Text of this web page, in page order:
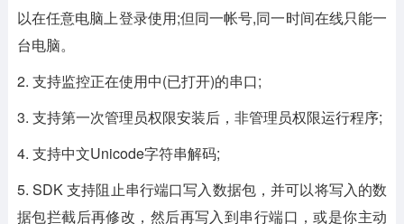
以在任意电脑上登录使用;但同一帐号,同一时间在线只能一
台电脑。
2. 支持监控正在使用中(已打开)的串口;
3. 支持第一次管理员权限安装后，非管理员权限运行程序;
4. 支持中文Unicode字符串解码;
5. SDK 支持阻止串行端口写入数据包，并可以将写入的数
据包拦截后再修改，然后再写入到串行端口，或是你主动